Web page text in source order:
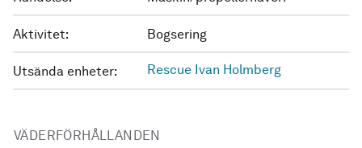
Aktivitet: Bogsering
Utsända enheter: Rescue Ivan Holmberg
VÄDERFÖRHÅLLANDEN